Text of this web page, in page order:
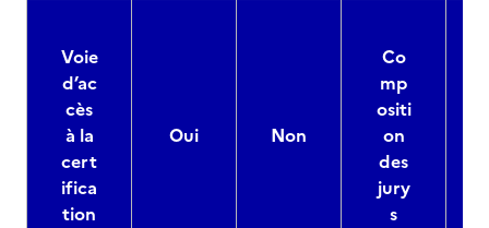
Voie
d’ac
cès
à la
cert
ifica
tion
Oui Non
Co
mp
ositi
on
des
jury
s